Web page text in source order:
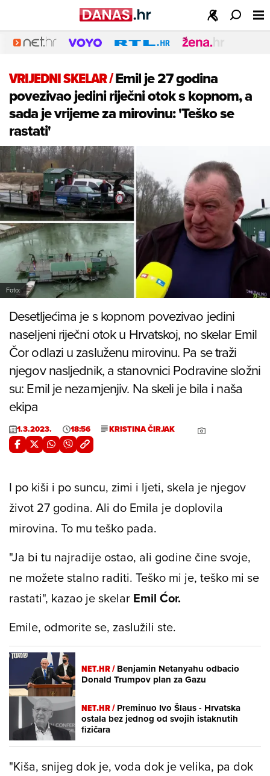
VRIJEDNI SKELAR/Emil je 27 godina
povezivao jedini riječni otok s kopnom, a
sada je vrijeme za mirovinu: 'Teško se
rastati'
Foto:
Desetljećima je s kopnom povezivao jedini
naseljeni riječni otok u Hrvatskoj, no skelar Emil
Čor odlazi u zasluženu mirovinu. Pa se traži
njegov nasljednik, a stanovnici Podravine složni
su: Emil je nezamjenjiv. Na skeli je bila i naša
ekipa
1.3.2023. 18:56 KRISTINA ČIRJAK
I po kiši i po suncu, zimi i ljeti, skela je njegov
život 27 godina. Ali do Emila je doplovila
mirovina. To mu teško pada.
"Ja bi tu najradije ostao, ali godine čine svoje,
ne možete stalno raditi. Teško mi je, teško mi se
rastati", kazao je skelar Emil Ćor.
Emile, odmorite se, zaslužili ste.
NET.HR /Benjamin Netanyahu odbacio
Donald Trumpov plan za Gazu
NET.HR /Preminuo Ivo Šlaus - Hrvatska
ostala bez jednog od svojih istaknutih
fizičara
"Kiša, snijeg dok je, voda dok je velika, pa dok